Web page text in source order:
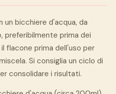
un bicchiere d'acqua, da
preferibilmente prima dei
flacone prima dell'uso per
Si consiglia un ciclo di
consolidare i risultati.